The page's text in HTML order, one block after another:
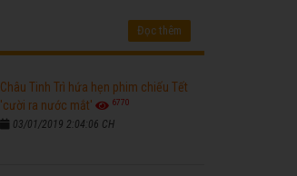
Đọc thêm
Châu Tinh Trì hứa hẹn phim chiếu Tết
'cười ra nước mắt'
6770
03/01/2019 2:04:06 CH